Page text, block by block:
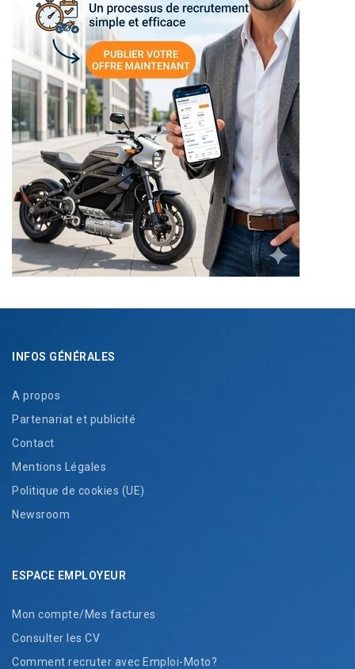
INFOS GÉNÉRALES
A propos
Partenariat et publicité
Contact
Mentions Légales
Politique de cookies (UE)
Newsroom
ESPACE EMPLOYEUR
Mon compte/Mes factures
Consulter les CV
Comment recruter avec Emploi-Moto?